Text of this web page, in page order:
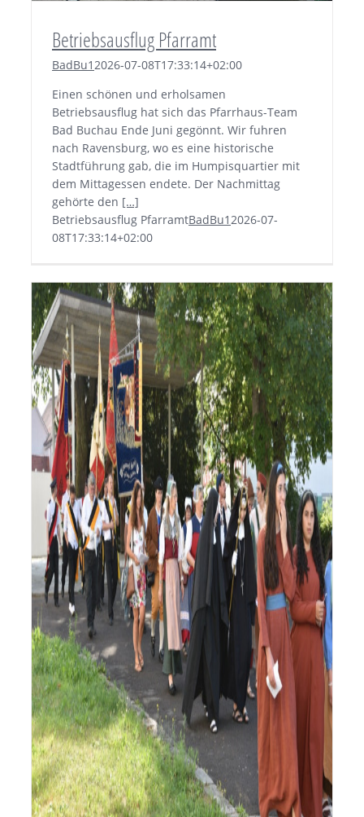
Betriebsausflug Pfarramt
BadBu12026-07-08T17:33:14+02:00
Einen schönen und erholsamen
Betriebsausflug hat sich das Pfarrhaus-Team
Bad Buchau Ende Juni gegönnt. Wir fuhren
nach Ravensburg, wo es eine historische
Stadtführung gab, die im Humpisquartier mit
dem Mittagessen endete. Der Nachmittag
gehörte den […]
Betriebsausflug PfarramtBadBu12026-07-
08T17:33:14+02:00